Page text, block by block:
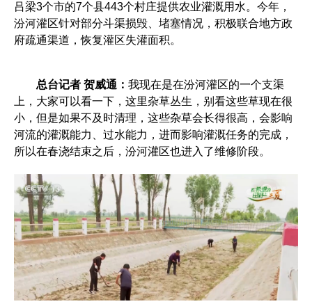
吕梁3个市的7个县443个村庄提供农业灌溉用水。今年，
汾河灌区针对部分斗渠损毁、堵塞情况，积极联合地方政
府疏通渠道，恢复灌区失灌面积。
总台记者 贺威通： 我现在是在汾河灌区的一个支渠
上，大家可以看一下，这里杂草丛生，别看这些草现在很
小，但是如果不及时清理，这些杂草会长得很高，会影响
河流的灌溉能力、过水能力，进而影响灌溉任务的完成，
所以在春浇结束之后，汾河灌区也进入了维修阶段。